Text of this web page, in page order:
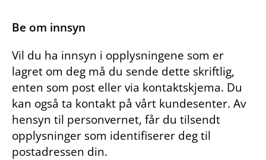
Be om innsyn
Vil du ha innsyn i opplysningene som er
lagret om deg må du sende dette skriftlig,
enten som post eller via kontaktskjema. Du
kan også ta kontakt på vårt kundesenter. Av
hensyn til personvernet, får du tilsendt
opplysninger som identifiserer deg til
postadressen din.